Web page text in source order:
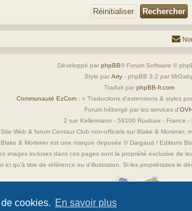
cookies. En savoir plus
Développé par phpBB® Forum Software ©
Style par Arty - phpBB 3.2 par
Traduit par phpBB-fr.com
Communauté EzCom : « Traductions d'extensions & styles
Forum hébergé par les services d’
2 rue Kellermann - 59100 Roubaix - France -
Web & forum Centaur Club non-officiels sur Blake & Mortimer,
Blake & Mortimer est une marque deposée © Dargaud / Editions
images incluses dans ces pages sont la propriété exclusive de
ici qu'à titre de référence ou d'illustration. Si les propriétaires le
Confidentialité